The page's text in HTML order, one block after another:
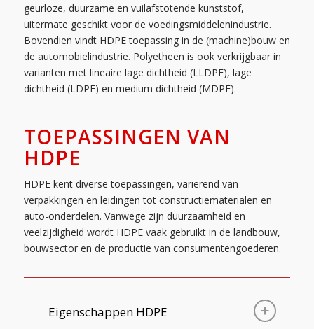
geurloze, duurzame en vuilafstotende kunststof,
uitermate geschikt voor de voedingsmiddelenindustrie.
Bovendien vindt HDPE toepassing in de (machine)bouw en
de automobielindustrie. Polyetheen is ook verkrijgbaar in
varianten met lineaire lage dichtheid (LLDPE), lage
dichtheid (LDPE) en medium dichtheid (MDPE).
TOEPASSINGEN VAN
HDPE
HDPE kent diverse toepassingen, variërend van
verpakkingen en leidingen tot constructiematerialen en
auto-onderdelen. Vanwege zijn duurzaamheid en
veelzijdigheid wordt HDPE vaak gebruikt in de landbouw,
bouwsector en de productie van consumentengoederen.
Eigenschappen HDPE